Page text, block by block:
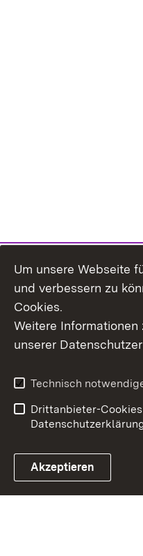
Erklärung zur
Um unsere Webseite
und verbessern zu
Cookies.
Weitere
unserer
Technisch
Drittanbieter-
Akzeptieren